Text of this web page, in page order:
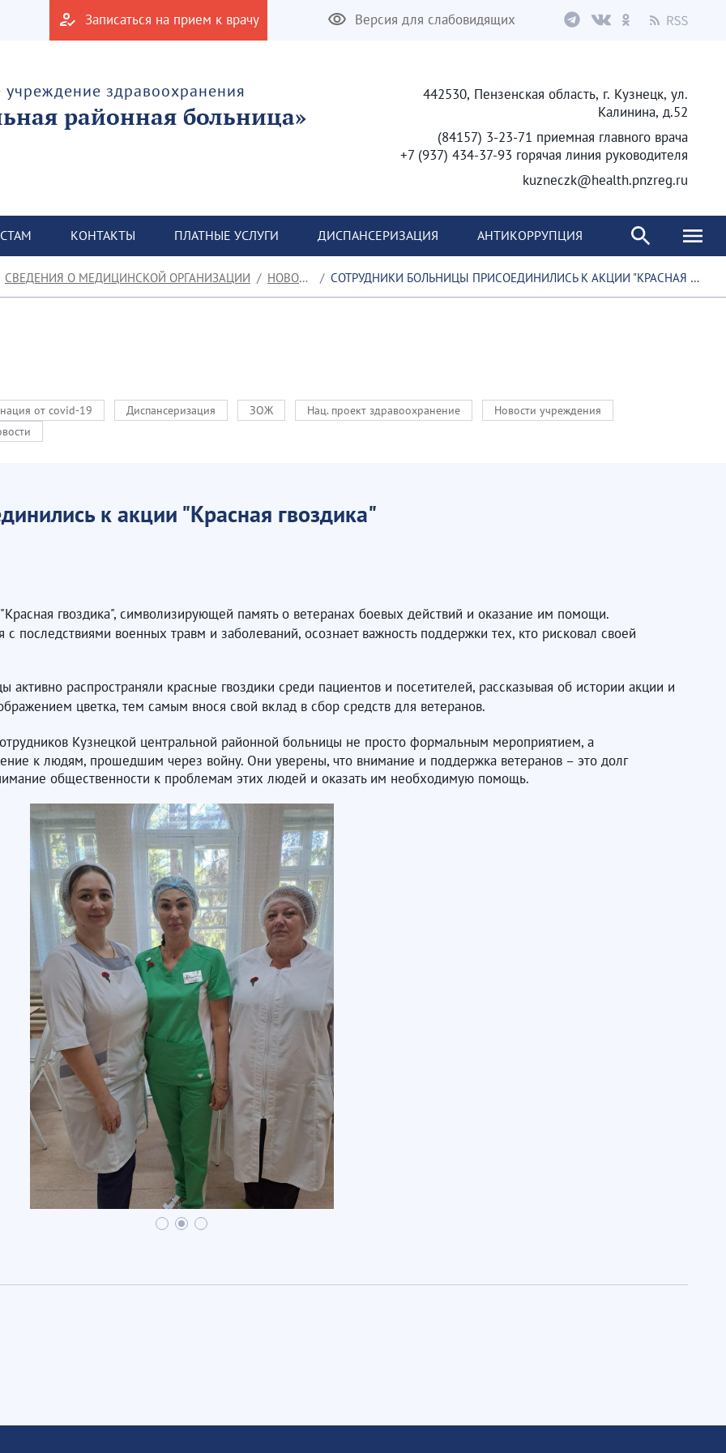
Записаться на прием к врачу Версия для слабовидящих
здравоохранения
районная больница»
442530, Пензенская область, г. Кузнецк, ул.
Калинина, д.52
(84157) 3-23-71 приемная главного врача
+7 (937) 434-37-93 горячая линия руководителя
kuzneczk@health.pnzreg.ru
КОНТАКТЫ ПЛАТНЫЕ УСЛУГИ ДИСПАНСЕРИЗАЦИЯ АНТИКОРРУПЦИЯ
СВЕДЕНИЯ О МЕДИЦИНСКОЙ ОРГАНИЗАЦИИ НОВОСТИ СОТРУДНИКИ БОЛЬНИЦЫ ПРИСОЕДИНИЛИСЬ К АКЦИИ "КРАСНАЯ ГВОЗДИКА"
от covid-19 Диспансеризация ЗОЖ Нац. проект здравоохранение
Новости учреждения
к акции "Красная гвоздика"
гвоздика", символизирующей память о ветеранах боевых действий и оказание им помощи.
последствиями военных травм и заболеваний, осознает важность поддержки тех, кто рисковал своей
активно распространяли красные гвоздики среди пациентов и посетителей, рассказывая об истории акции и
цветка, тем самым внося свой вклад в сбор средств для ветеранов.
Кузнецкой центральной районной больницы не просто формальным мероприятием, а
к людям, прошедшим через войну. Они уверены, что внимание и поддержка ветеранов – это долг
общественности к проблемам этих людей и оказать им необходимую помощь.